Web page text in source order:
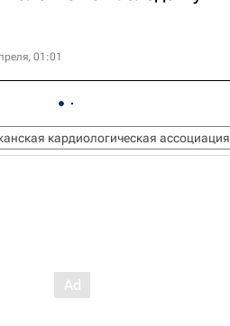
01:01
кардиологическая ассоциация